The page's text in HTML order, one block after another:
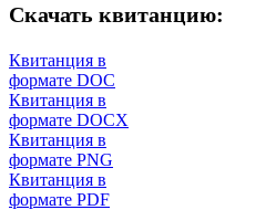
Скачать квитанцию:
Квитанция в
формате DOC
Квитанция в
формате DOCX
Квитанция в
формате PNG
Квитанция в
формате PDF